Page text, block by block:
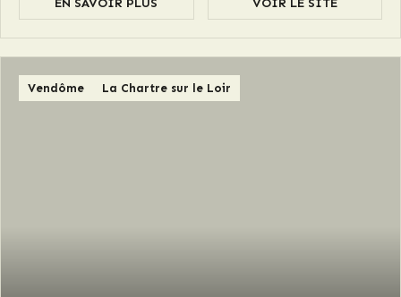
EN SAVOIR PLUS VOIR LE SITE
Vendôme La Chartre sur le Loir